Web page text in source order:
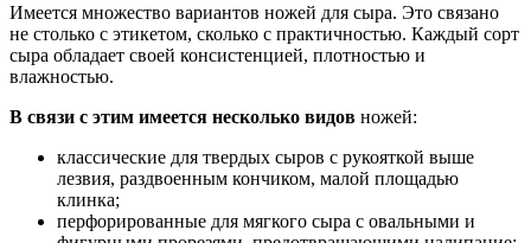
Имеется множество вариантов ножей для сыра. Это связано
не столько с этикетом, сколько с практичностью. Каждый сорт
сыра обладает своей консистенцией, плотностью и
влажностью.
В связи с этим имеется несколько видов ножей:
классические для твердых сыров с рукояткой выше
лезвия, раздвоенным кончиком, малой площадью
клинка;
перфорированные для мягкого сыра с овальными и